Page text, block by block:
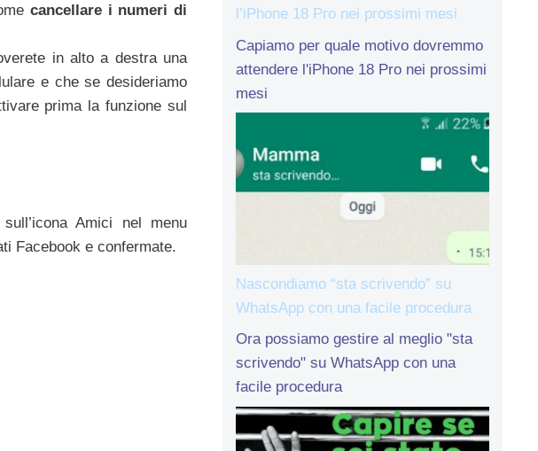
cancellare i numeri di
in alto a destra una
e che se desideriamo
prima la funzione sul
Amici nel menu
Facebook e confermate.
l’iPhone 18 Pro nei prossimi mesi
Capiamo per quale motivo dovremmo
attendere l'iPhone 18 Pro nei prossimi
mesi
Nascondiamo “sta scrivendo” su
WhatsApp con una facile procedura
Ora possiamo gestire al meglio "sta
scrivendo" su WhatsApp con una
facile procedura